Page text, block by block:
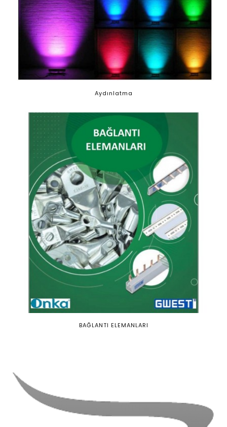
Aydınlatma
BAĞLANTI ELEMANLARI